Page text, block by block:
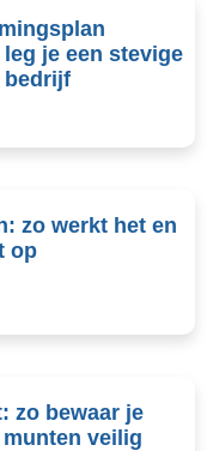
je een stevige
bedrijf
zo werkt het en
op
zo bewaar je
veilig